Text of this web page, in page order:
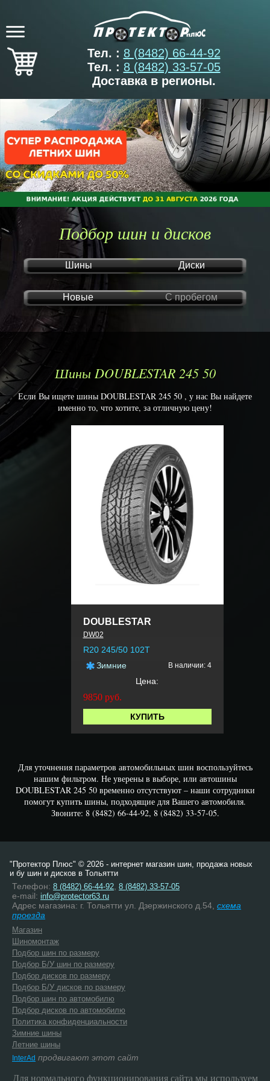
Тел. : 8 (8482) 66-44-92
Тел. : 8 (8482) 33-57-05
Доставка в регионы.
Подбор шин и дисков
Шины Диски
Новые С пробегом
Шины DOUBLESTAR 245 50
Если Вы ищете шины DOUBLESTAR 245 50 , у нас Вы найдете
именно то, что хотите, за отличную цену!
DOUBLESTAR
DW02
R20 245/50 102T
Зимние
В наличии: 4
Цена:
9850 руб.
КУПИТЬ
Для уточнения параметров автомобильных шин воспользуйтесь
нашим фильтром. Не уверены в выборе, или автошины
DOUBLESTAR 245 50 временно отсутствуют – наши сотрудники
помогут купить шины, подходящие для Вашего автомобиля.
Звоните: 8 (8482) 66-44-92, 8 (8482) 33-57-05.
"Протектор Плюс" © 2026 - интернет магазин шин, продажа новых
и бу шин и дисков в Тольятти
Телефон: 8 (8482) 66-44-92 8 (8482) 33-57-05
e-mail: info@protector63.ru
Адрес магазина: г. Тольятти ул. Дзержинского д.54, схема
проезда
Магазин
Шиномонтаж
Подбор шин по размеру
Подбор Б/У шин по размеру
Подбор дисков по размеру
Подбор Б/У дисков по размеру
Подбор шин по автомобилю
Подбор дисков по автомобилю
Политика конфиденциальности
Зимние шины
Летние шины
InterAd продвигают этот сайт
Для нормального функционирования сайта мы используем